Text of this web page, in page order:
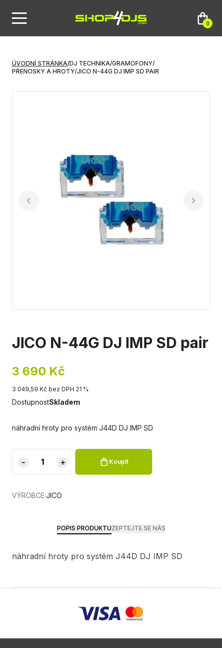
0
ÚVODNÍ STRÁNKA/DJ TECHNIKA/GRAMOFONY/
PŘENOSKY A HROTY/JICO N-44G DJ IMP SD PAIR
JICO N-44G DJ IMP SD pair
3 690 Kč
3 049,59 Kč bez DPH 21 %
DostupnostSkladem
náhradní hroty pro systém J44D DJ IMP SD
- + Koupit
VÝROBCE:JICO
POPIS PRODUKTUZEPTEJTE SE NÁS
náhradní hroty pro systém J44D DJ IMP SD